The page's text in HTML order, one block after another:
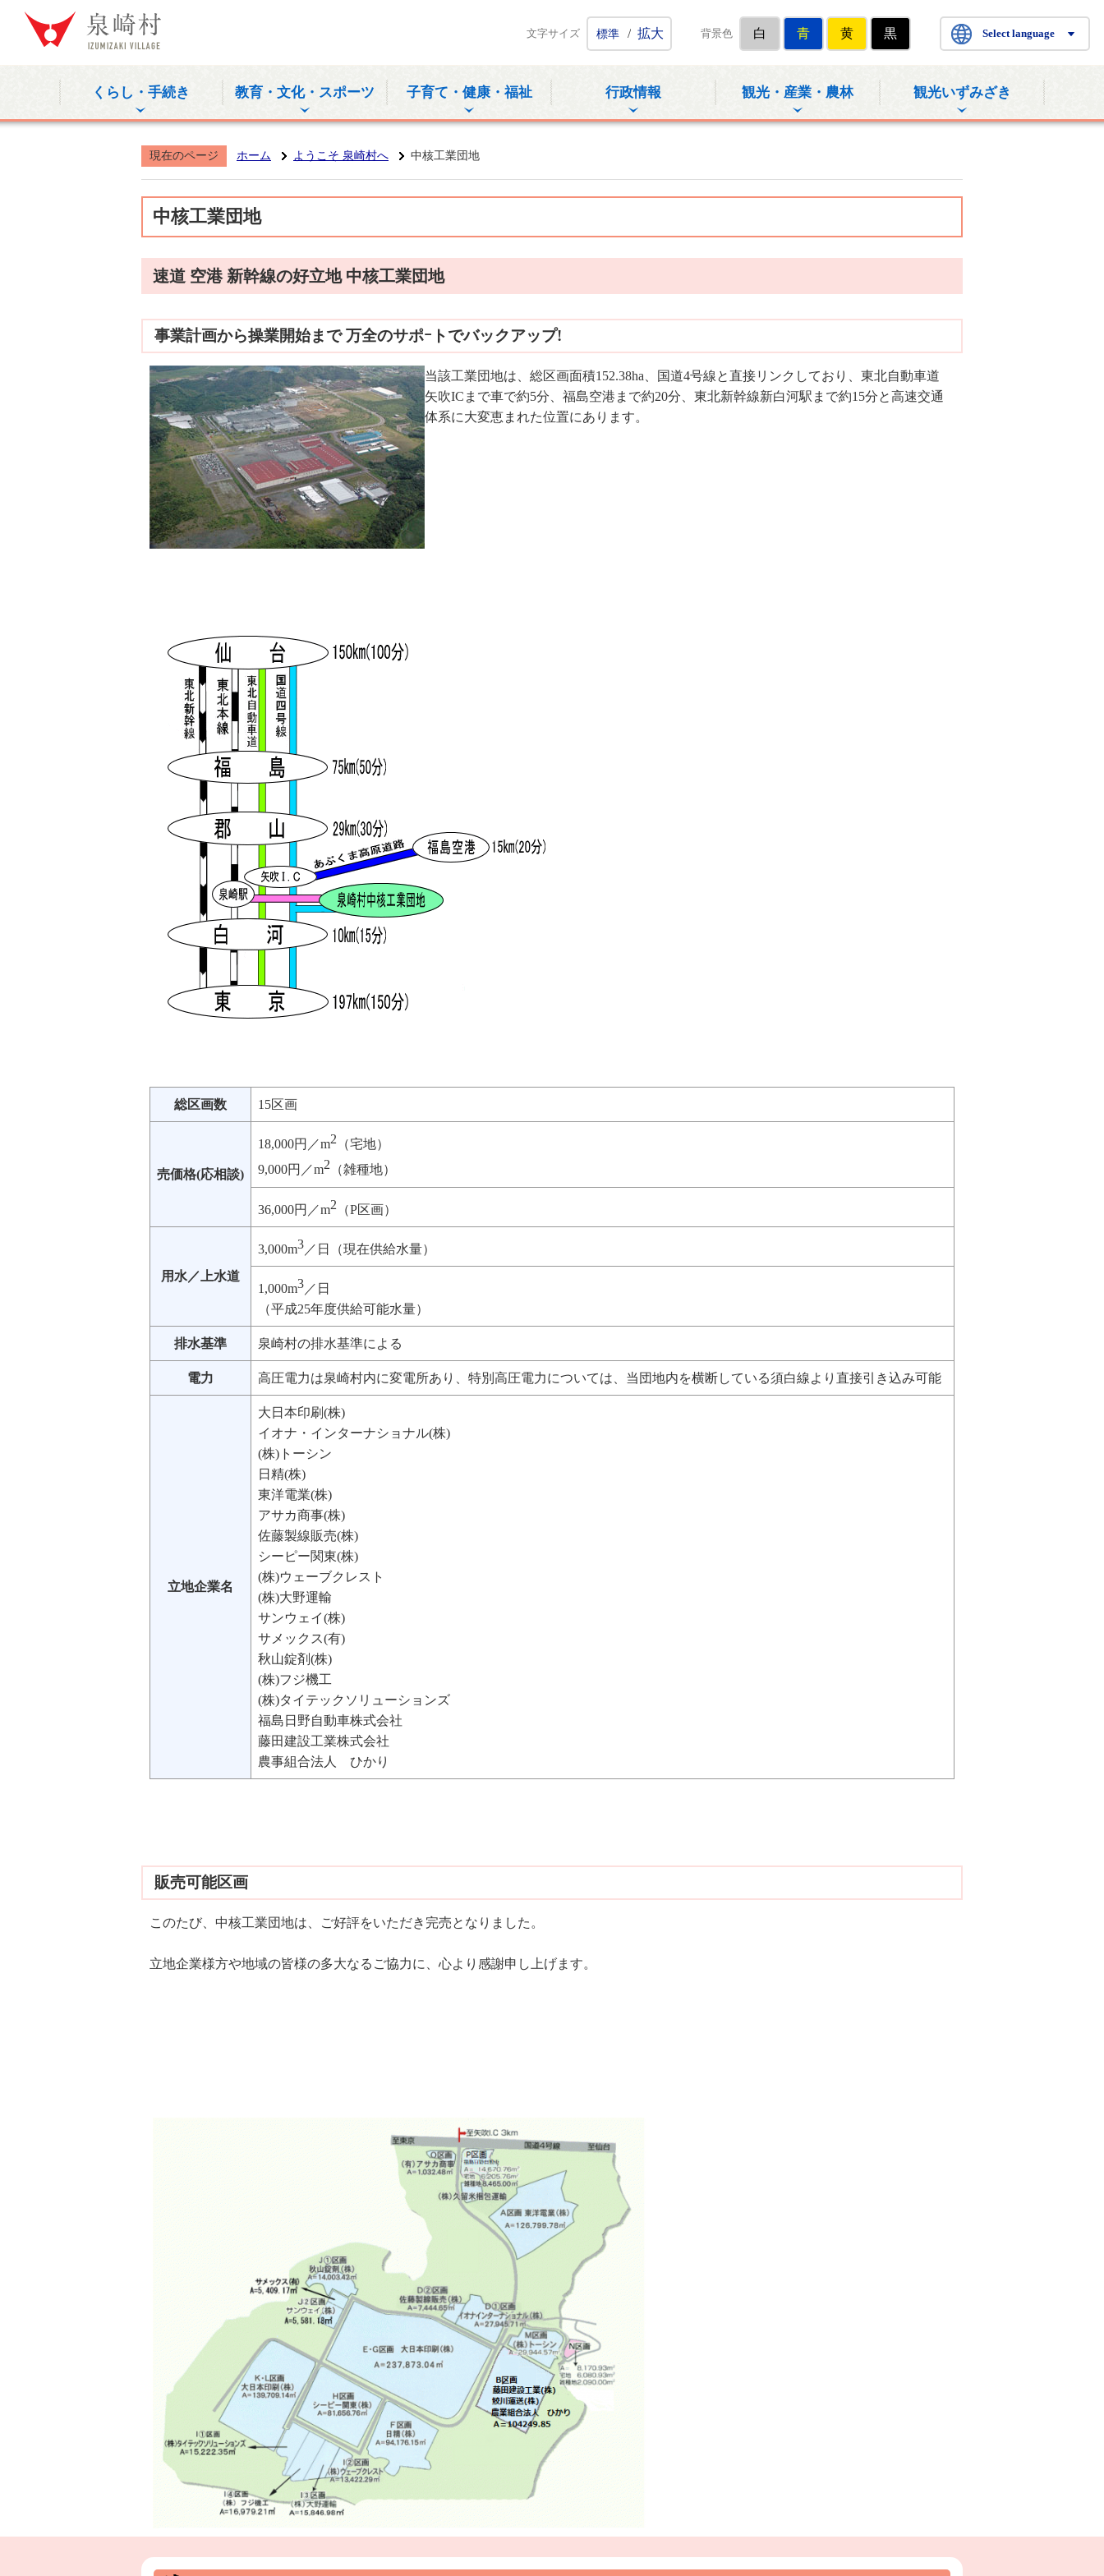
文字サイズ 標準 / 拡大 背景色 白 青 黄 黒 Select language
くらし・手続き 教育・文化・スポーツ 子育て・健康・福祉 行政情報 観光・産業・農林 観光いずみざき
現在のページ ホーム ようこそ 泉崎村へ 中核工業団地
中核工業団地
速道 空港 新幹線の好立地 中核工業団地
事業計画から操業開始まで 万全のサポｰトでバックアップ!
当該工業団地は、総区画面積152.38ha、国道4号線と直接リンクしており、東北自動車道
矢吹ICまで車で約5分、福島空港まで約20分、東北新幹線新白河駅まで約15分と高速交通
体系に大変恵まれた位置にあります。
総区画数 15区画
売価格(応相談)
18,000円／m2 （宅地）
9,000円／m2 （雑種地）
36,000円／m2 （P区画）
用水／上水道
3,000m3 ／日（現在供給水量）
1,000m3 ／日
（平成25年度供給可能水量）
排水基準 泉崎村の排水基準による
電力 高圧電力は泉崎村内に変電所あり、特別高圧電力については、当団地内を横断している須白線より直接引き込み可能
立地企業名
大日本印刷(株)
イオナ・インターナショナル(株)
(株)トーシン
日精(株)
東洋電業(株)
アサカ商事(株)
佐藤製線販売(株)
シーピー関東(株)
(株)ウェーブクレスト
(株)大野運輸
サンウェイ(株)
サメックス(有)
秋山錠剤(株)
(株)フジ機工
(株)タイテックソリューションズ
福島日野自動車株式会社
藤田建設工業株式会社
農事組合法人 ひかり
販売可能区画
このたび、中核工業団地は、ご好評をいただき完売となりました。
立地企業様方や地域の皆様の多大なるご協力に、心より感謝申し上げます。